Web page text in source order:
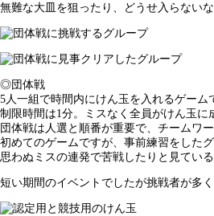
無難な大皿を狙ったり、どうせ入らない
◎団体戦
5人一組で時間内にけん玉を入れるゲーム
制限時間は1分。ミスなく全員がけん玉に
団体戦は人選と順番が重要で、チームワー
初めてのゲームですが、事前練習をした
思わぬミスの連発で苦戦したりと見てい
短い期間のイベントでしたが挑戦者が多